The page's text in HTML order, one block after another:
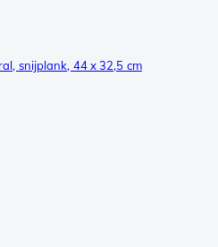
snijplank, 44 x 32,5 cm